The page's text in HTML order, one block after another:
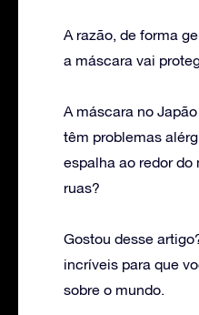
A razão, de forma
a máscara vai
A máscara no
têm problemas
espalha ao redor
ruas?
Gostou desse
incríveis para que
sobre o mundo.